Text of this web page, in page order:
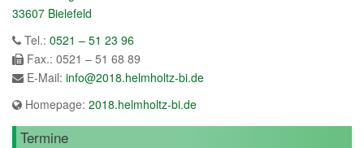
33607 Bielefeld
Tel.: 0521 – 51 23 96
Fax.: 0521 – 51 68 89
E-Mail: info@2018.helmholtz-bi.de
Homepage: 2018.helmholtz-bi.de
Termine